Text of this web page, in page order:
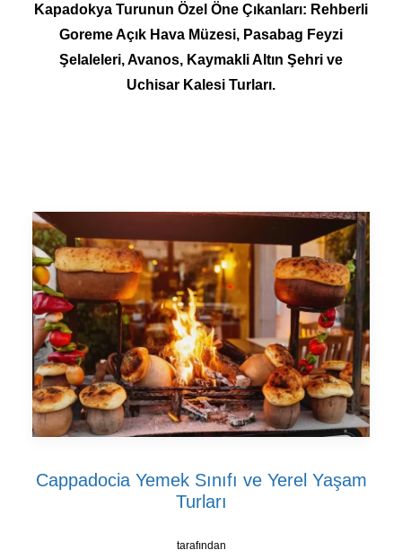
Kapadokya Turunun Özel Öne Çıkanları: Rehberli
Goreme Açık Hava Müzesi, Pasabag Feyzi
Şelaleleri, Avanos, Kaymakli Altın Şehri ve
Uchisar Kalesi Turları.
Cappadocia Yemek Sınıfı ve Yerel Yaşam
Turları
tarafından